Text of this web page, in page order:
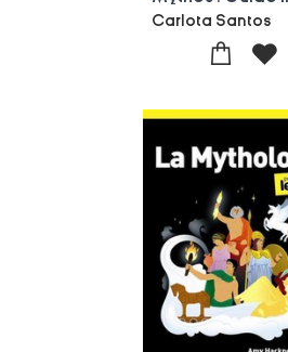
Carlota Santos